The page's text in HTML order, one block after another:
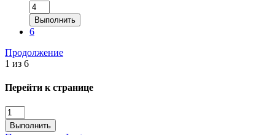
Выполнить
6
Продолжение
1 из 6
Перейти к странице
Выполнить